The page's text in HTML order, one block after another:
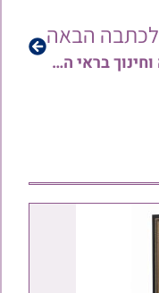
לכתבה הבאה
אמונה וחינוך בראי הפרשה – לפרשת מקץ תשפ"א | הרב מיכאל זכריהו